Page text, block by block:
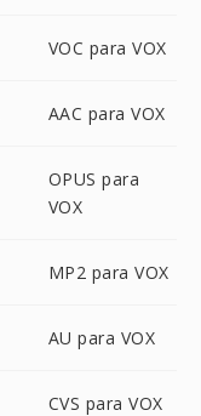
VOC para VOX
AAC para VOX
OPUS para
VOX
MP2 para VOX
AU para VOX
CVS para VOX